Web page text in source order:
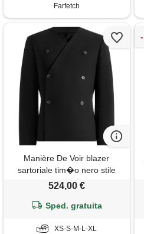
Farfetch
Manière De Voir blazer
sartoriale tim�o nero stile
kimono
524,00 €
Sped. gratuita
XS-S-M-L-XL